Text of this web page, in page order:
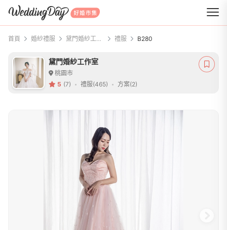
WeddingDay 好婚市集
首頁 婚紗禮服 黛門婚紗工作室 禮服 B280
黛門婚紗工作室
桃園市
5 (7) 禮服(465) 方案(2)